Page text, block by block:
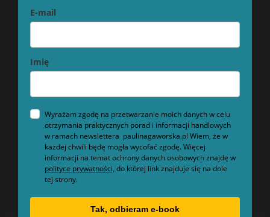
E-mail
Imię
Wyrażam zgodę na przetwarzanie moich danych w celu
otrzymania praktycznych porad i informacji handlowych
w ramach newslettera paulinagaworska.pl Wiem, że w
każdej chwili będę mogła wycofać zgodę. Więcej
informacji na temat ochrony danych osobowych znajdę w
polityce prywatności, do której link znajduje się na dole
tej strony.
Tak, odbieram e-book